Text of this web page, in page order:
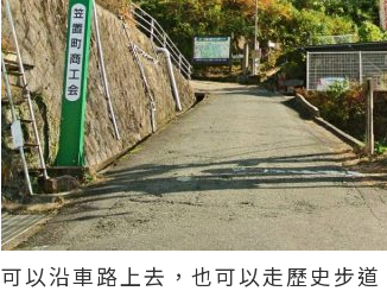
可以沿車路上去，也可以走歷史步道